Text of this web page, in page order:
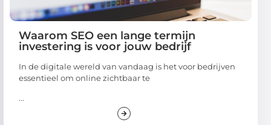
Waarom SEO een lange termijn
investering is voor jouw bedrijf
In de digitale wereld van vandaag is het voor bedrijven
essentieel om online zichtbaar te
...